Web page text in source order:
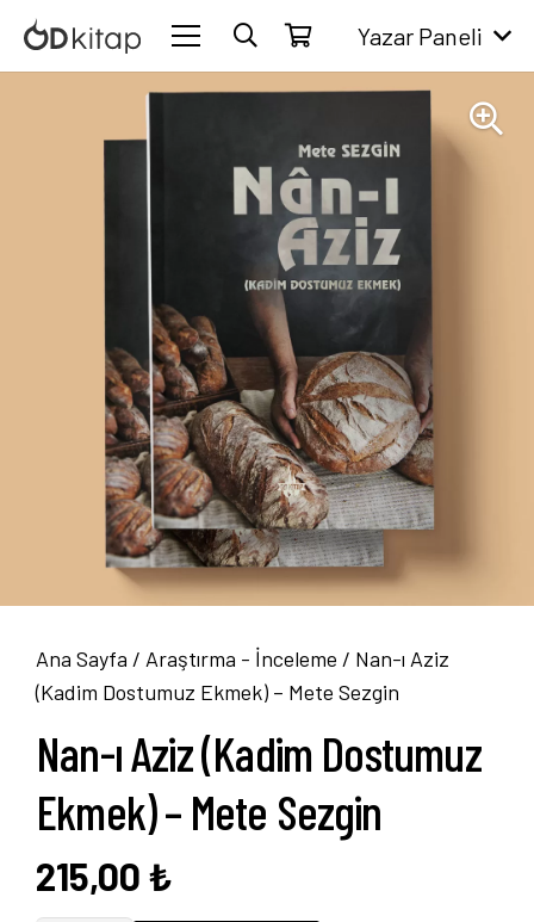
Yazar Paneli
Ana Sayfa / Araştırma - İnceleme / Nan-ı Aziz
(Kadim Dostumuz Ekmek) – Mete Sezgin
Nan-ı Aziz (Kadim Dostumuz
Ekmek) – Mete Sezgin
215,00 ₺